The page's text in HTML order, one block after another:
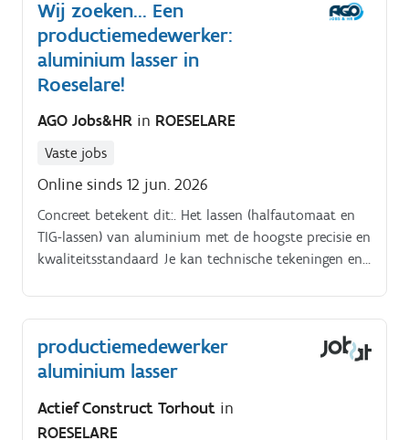
kwaliteit en precisie centraal staan. Hier krijg je de
ruimte om echt vakmanschap te tonen in een
filevrije omgeving.
Wij zoeken... Een
productiemedewerker:
aluminium lasser in
Roeselare!
AGO Jobs&HR in ROESELARE
Vaste jobs
Online sinds 12 jun. 2026
Concreet betekent dit:. Het lassen (halfautomaat en
TIG-lassen) van aluminium met de hoogste precisie en
kwaliteitsstandaard Je kan technische tekeningen en
volgens de opgelegde normen Actief bijdragen aan
een veilige en efficiënte werkplek door het opvolgen
van veiligheidsvoorschriften
productiemedewerker
aluminium lasser
Actief Construct Torhout in
ROESELARE